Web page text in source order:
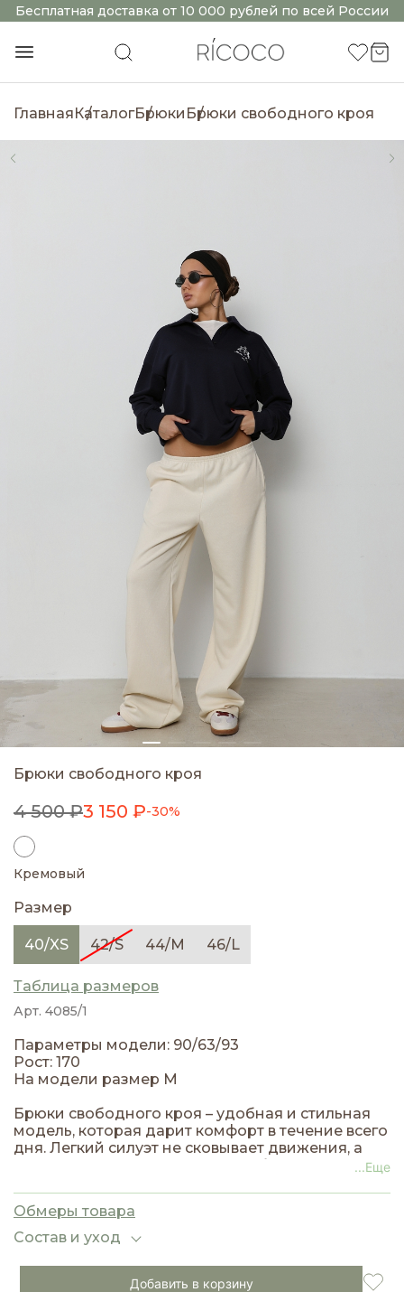
Бесплатная доставка от 10 000 рублей по всей России
ГлавнаяКаталогБрюки Брюки свободного кроя
Брюки свободного кроя
4 500 ₽3 150 ₽-30%
Кремовый
Размер
40/XS 42/S 44/M 46/L
Таблица размеров
Добавить в корзину
Арт. 4085/1
Параметры модели: 90/63/93
Рост: 170
На модели размер M
Брюки свободного кроя – удобная и стильная
модель, которая дарит комфорт в течение всего
дня. Легкий силуэт не сковывает движения, а
мягкая линия посадки делает образ
Изготовленные из дышащей ткани, они
прекрасно подойдут как для повседневных
прогулок, так и для офисных или вечерних
комплектов. Универсальный фасон легко
сочетается с жакетами, блузами, футболками и
...Еще
Обмеры товара
Состав и уход